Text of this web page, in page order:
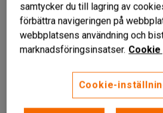
hänga upp blädderblocket och
en pennhylla.
2 produkter
samtycker du till lagring av
förbättra navigeringen på
webbplatsens användning och
marknadsföringsinsatser. Cookie
Cookie-